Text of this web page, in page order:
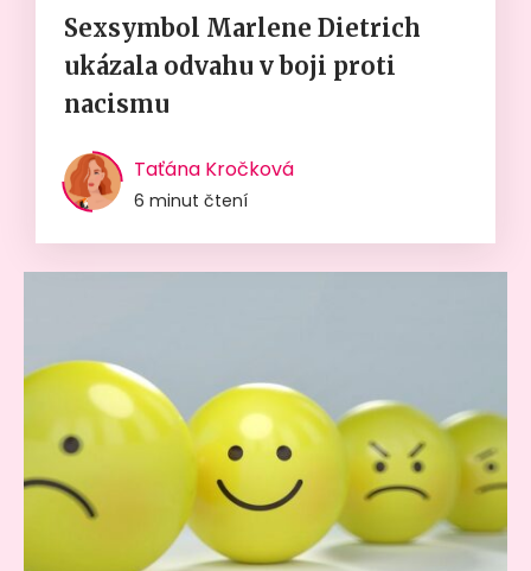
Sexsymbol Marlene Dietrich
ukázala odvahu v boji proti
nacismu
Taťána Kročková
6 minut čtení